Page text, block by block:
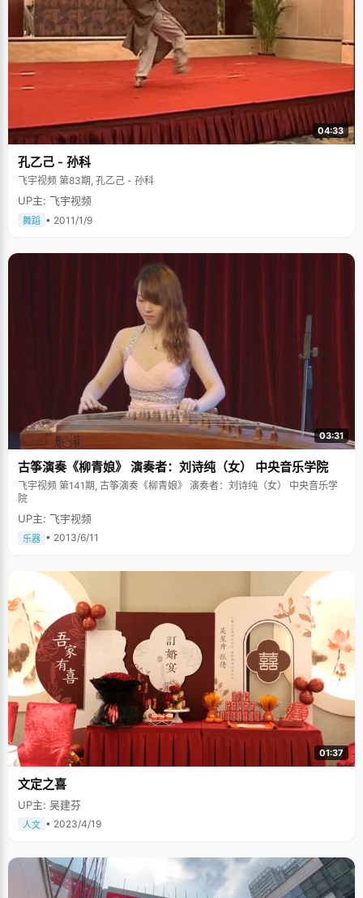
04:33
孔乙己 - 孙科
飞宇视频 第83期, 孔乙己 - 孙科
UP主: 飞宇视频
舞蹈 • 2011/1/9
03:31
古筝演奏《柳青娘》 演奏者：刘诗纯（女） 中央音乐学院
飞宇视频 第141期, 古筝演奏《柳青娘》 演奏者：刘诗纯（女） 中央音乐学
院
UP主: 飞宇视频
乐器 • 2013/6/11
01:37
文定之喜
UP主: 吴建芬
人文 • 2023/4/19